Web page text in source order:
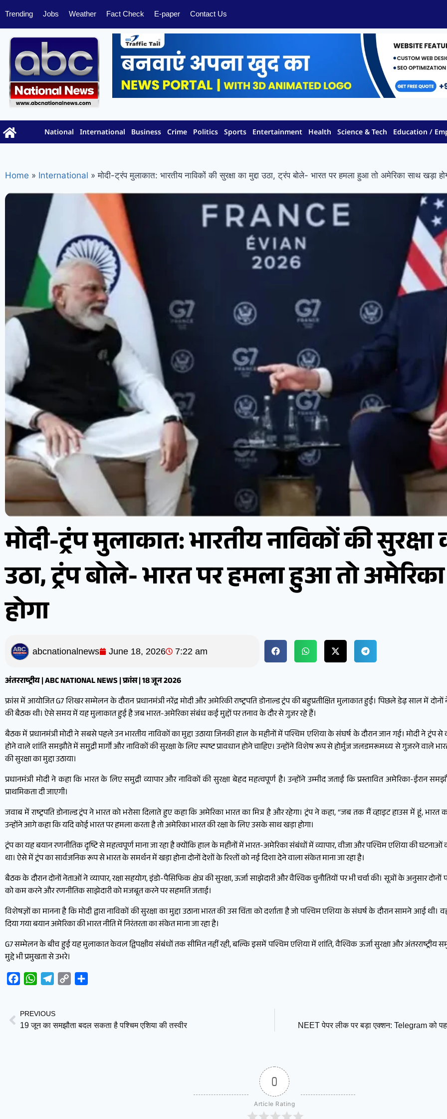
Trending Jobs Weather Fact Check E-paper Contact Us
National International Business Crime Politics Sports Entertainment Health Science & Tech Education /
Home » International » मोदी-ट्रंप मुलाकात: भारतीय नाविकों की सुरक्षा का मुद्दा उठा, ट्रंप बोले- भारत पर हमला हुआ तो अमेरिका साथ खड़ा
मोदी-ट्रंप मुलाकात: भारतीय नाविकों की सुरक्षा
उठा, ट्रंप बोले- भारत पर हमला हुआ तो
होगा
abcnationalnews June 18, 2026 7:22 am
अंतरराष्ट्रीय | ABC NATIONAL NEWS | फ्रांस | 18 जून 2026
फ्रांस में आयोजित G7 शिखर सम्मेलन के दौरान प्रधानमंत्री नरेंद्र मोदी और अमेरिकी राष्ट्रपति डोनाल्ड ट्रंप की बहुप्रतीक्षित मुलाकात हुई। पिछले डेढ़ साल में
की बैठक थी। ऐसे समय में यह मुलाकात हुई है जब भारत-अमेरिका संबंध कई मुद्दों पर तनाव के दौर से गुजर रहे हैं।
बैठक में प्रधानमंत्री मोदी ने सबसे पहले उन भारतीय नाविकों का मुद्दा उठाया जिनकी हाल के महीनों में पश्चिम एशिया के संघर्ष के दौरान जान गई। मोदी ने
होने वाले शांति समझौते में समुद्री मार्गों और नाविकों की सुरक्षा के लिए स्पष्ट प्रावधान होने चाहिए। उन्होंने विशेष रूप से होर्मुज जलडमरूमध्य से गुजरने वाले
की सुरक्षा का मुद्दा उठाया।
प्रधानमंत्री मोदी ने कहा कि भारत के लिए समुद्री व्यापार और नाविकों की सुरक्षा बेहद महत्वपूर्ण है। उन्होंने उम्मीद जताई कि प्रस्तावित अमेरिका-ईरान
प्राथमिकता दी जाएगी।
जवाब में राष्ट्रपति डोनाल्ड ट्रंप ने भारत को भरोसा दिलाते हुए कहा कि अमेरिका भारत का मित्र है और रहेगा। ट्रंप ने कहा, “जब तक मैं व्हाइट हाउस में हूं,
उन्होंने आगे कहा कि यदि कोई भारत पर हमला करता है तो अमेरिका भारत की रक्षा के लिए उसके साथ खड़ा होगा।
ट्रंप का यह बयान रणनीतिक दृष्टि से महत्वपूर्ण माना जा रहा है क्योंकि हाल के महीनों में भारत-अमेरिका संबंधों में व्यापार, वीजा और पश्चिम एशिया की
था। ऐसे में ट्रंप का सार्वजनिक रूप से भारत के समर्थन में खड़ा होना दोनों देशों के रिश्तों को नई दिशा देने वाला संकेत माना जा रहा है।
बैठक के दौरान दोनों नेताओं ने व्यापार, रक्षा सहयोग, इंडो-पैसिफिक क्षेत्र की सुरक्षा, ऊर्जा साझेदारी और वैश्विक चुनौतियों पर भी चर्चा की। सूत्रों के अनुसार
को कम करने और रणनीतिक साझेदारी को मजबूत करने पर सहमति जताई।
विशेषज्ञों का मानना है कि मोदी द्वारा नाविकों की सुरक्षा का मुद्दा उठाना भारत की उस चिंता को दर्शाता है जो पश्चिम एशिया के संघर्ष के दौरान सामने आई थी।
दिया गया बयान अमेरिका की भारत नीति में निरंतरता का संकेत माना जा रहा है।
G7 सम्मेलन के बीच हुई यह मुलाकात केवल द्विपक्षीय संबंधों तक सीमित नहीं रही, बल्कि इसमें पश्चिम एशिया में शांति, वैश्विक ऊर्जा सुरक्षा और अंतरराष्ट्रीय
मुद्दे भी प्रमुखता से उभरे।
FacebookWhatsAppTelegram
Copy
PREVIOUS
19 जून का समझौता बदल सकता है पश्चिम एशिया की तस्वीर NEET पेपर लीक पर बड़ा एक्शन: Telegram को
0
Article Rating